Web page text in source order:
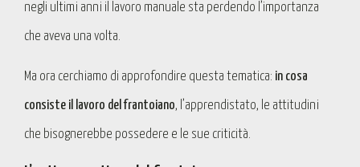
negli ultimi anni il lavoro manuale sta perdendo l’importanza
che aveva una volta.
Ma ora cerchiamo di approfondire questa tematica: in cosa
consiste il lavoro del frantoiano, l’apprendistato, le attitudini
che bisognerebbe possedere e le sue criticità.